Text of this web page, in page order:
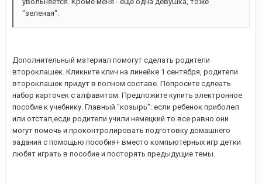
"зеленая".
Дополнительный материал помогут сделать родители
второклашек. Кликните клич на линейке 1 сентября, родители
второклашек придут в полном составе. Попросите сдлеать
набор карточек с алфавитом. Предложите купить электронное
пособие к учебнику. Главный "козырь": если ребенок приболел
или отстал,есди родители учили немецкий то все равно они
могут помочь и проконтролировать подготовку домашнего
задания с помощью пособия+ вместо компьютерных игр детки
любят играть в пособие и посторять предыдущие темы.